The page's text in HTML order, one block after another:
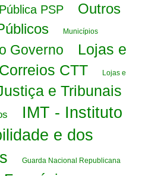
PSP
Outros
Municípios
Governo
Lojas e
CTT
Lojas e
e Tribunais
IMT - Instituto
e dos
Guarda Nacional Republicana